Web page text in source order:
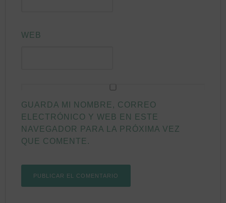
WEB
GUARDA MI NOMBRE, CORREO
ELECTRÓNICO Y WEB EN ESTE
NAVEGADOR PARA LA PRÓXIMA VEZ
QUE COMENTE.